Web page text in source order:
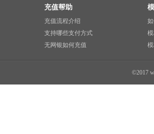
充值帮助
充值流程介绍
支持哪些支付方式
无网银如何充值
©2017